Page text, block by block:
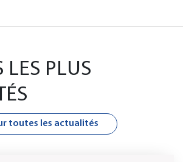
LES PLUS
toutes les actualités